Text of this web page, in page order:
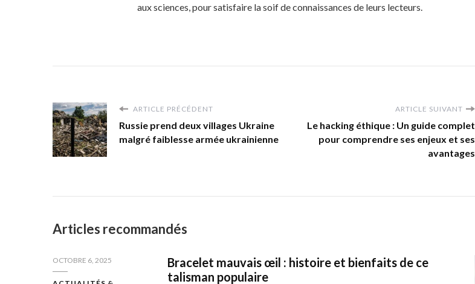
aux sciences, pour satisfaire la soif de connaissances de leurs lecteurs.
ARTICLE PRÉCÉDENT
Russie prend deux villages Ukraine
malgré faiblesse armée ukrainienne
ARTICLE SUIVANT
Le hacking éthique : Un guide complet
pour comprendre ses enjeux et ses
avantages
Articles recommandés
OCTOBRE 6, 2025
Bracelet mauvais œil : histoire et bienfaits de ce
talisman populaire